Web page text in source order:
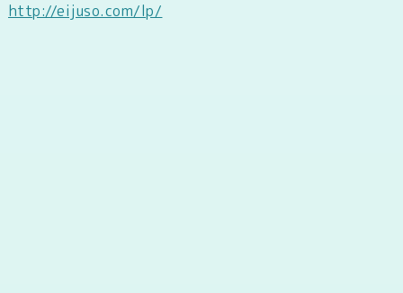
http://eijuso.com/lp/